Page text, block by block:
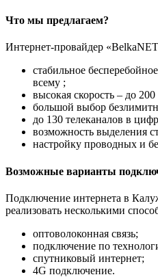
Что мы предлагаем?
Интернет-провайдер
стабильное
всему ;
высокая скорость – до
большой выбор
до 130 телеканалов в
возможность выделения
настройку проводных и
Возможные варианты
Подключение интернета в
реализовать несколькими
оптоволоконная связь;
подключение по
спутниковый интернет;
4G подключение.